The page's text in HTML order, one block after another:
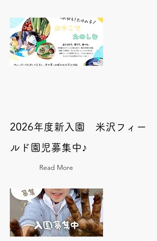
2026年度新入園 米沢フィー
ルド園児募集中♪
Read More